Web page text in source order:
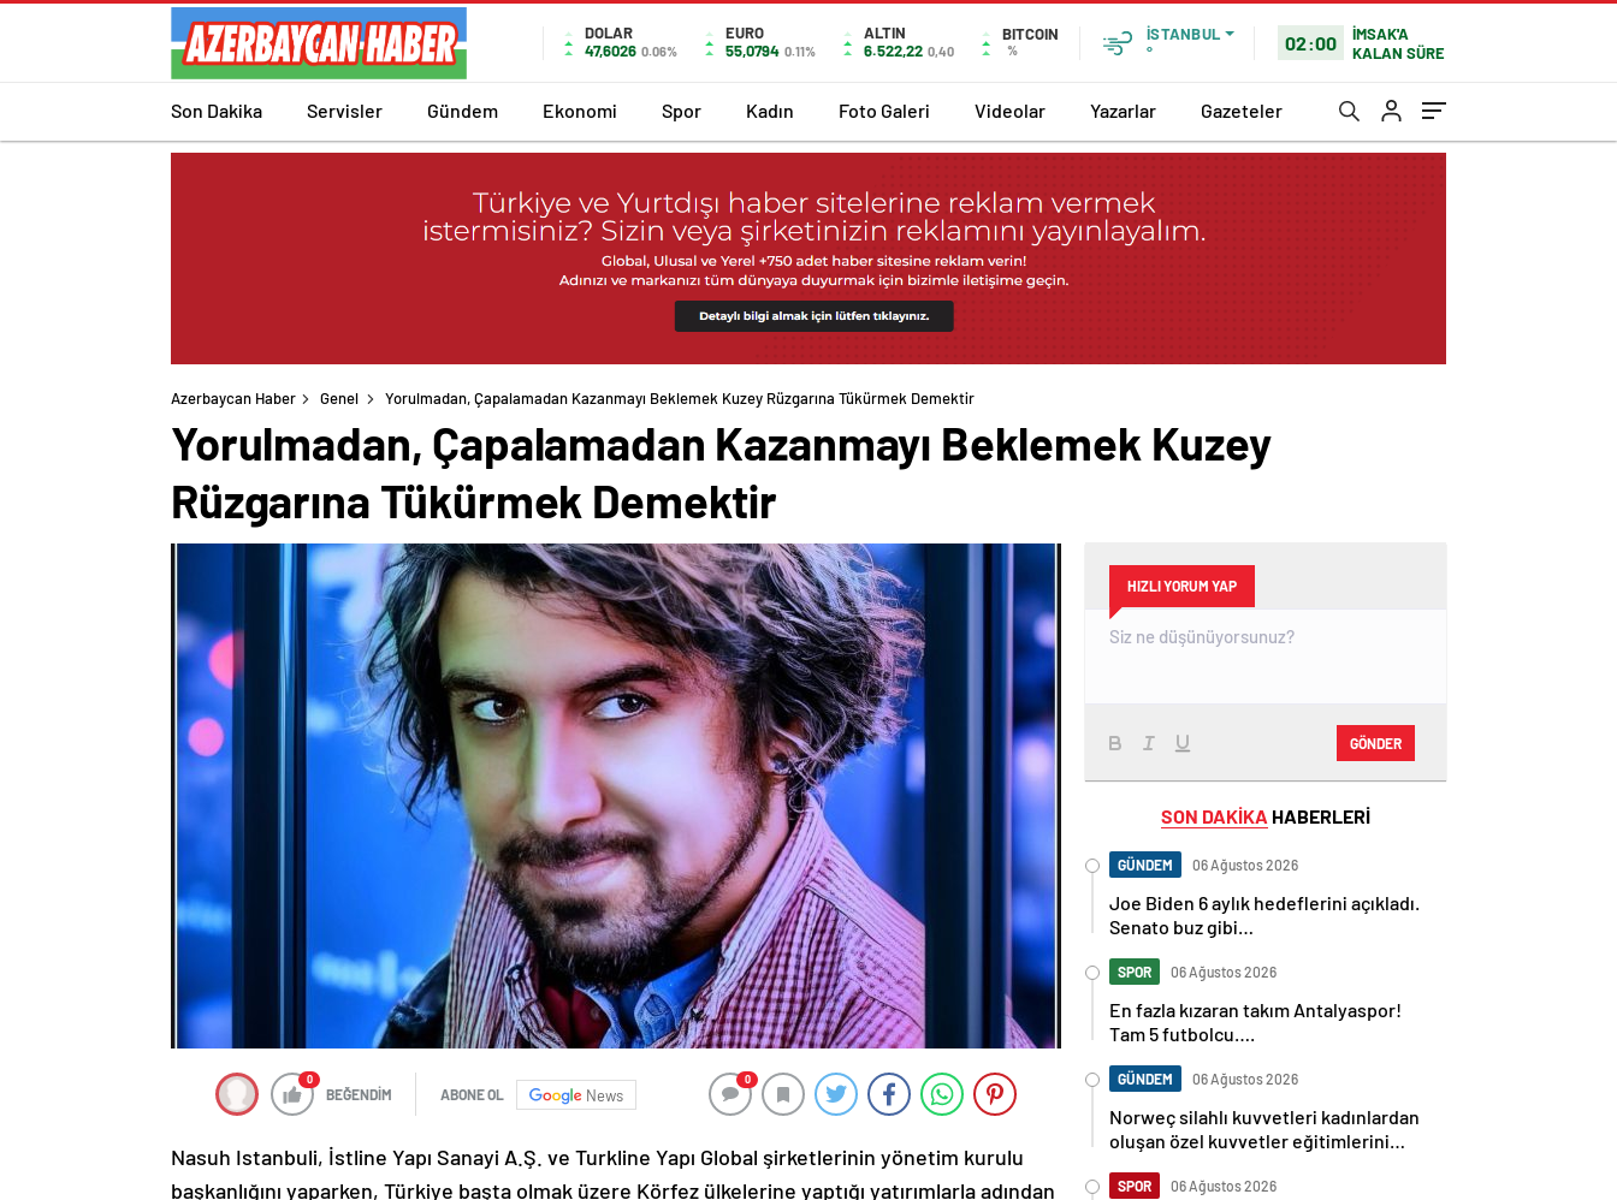
DOLAR
47,6026 0.06%
EURO
55,0794 0.11%
ALTIN
6.522,22 0,40
BITCOIN
%
İSTANBUL
°
02:00
İMSAK'A
KALAN SÜRE
Son Dakika Servisler Gündem Ekonomi Spor Kadın Foto Galeri Videolar Yazarlar Gazeteler
Azerbaycan Haber Genel Yorulmadan, Çapalamadan Kazanmayı Beklemek Kuzey Rüzgarına Tükürmek Demektir
Yorulmadan, Çapalamadan Kazanmayı Beklemek Kuzey
Rüzgarına Tükürmek Demektir
0
BEĞENDİM ABONE OL News
0
Nasuh Istanbuli, İstline Yapı Sanayi A.Ş. ve Turkline Yapı Global şirketlerinin yönetim kurulu
başkanlığını yaparken, Türkiye başta olmak üzere Körfez ülkelerine yaptığı yatırımlarla adından
HIZLI YORUM YAP
GÖNDER
SON DAKİKA HABERLERİ
GÜNDEM 06 Ağustos 2026
Joe Biden 6 aylık hedeflerini açıkladı.
Senato buz gibi…
SPOR 06 Ağustos 2026
En fazla kızaran takım Antalyaspor!
Tam 5 futbolcu….
GÜNDEM 06 Ağustos 2026
Norweç silahlı kuvvetleri kadınlardan
oluşan özel kuvvetler eğitimlerini
SPOR 06 Ağustos 2026